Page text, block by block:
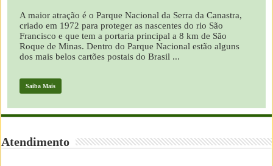
A maior atração é o Parque Nacional da Serra da Canastra,
criado em 1972 para proteger as nascentes do rio São
Francisco e que tem a portaria principal a 8 km de São
Roque de Minas. Dentro do Parque Nacional estão alguns
dos mais belos cartões postais do Brasil ...
Saiba Mais
Atendimento